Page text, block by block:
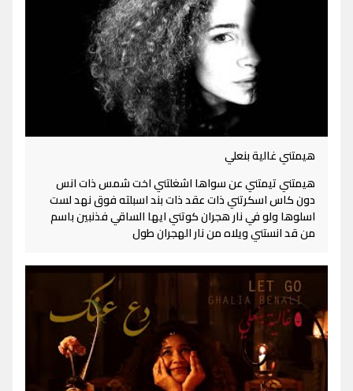
هيمتني غالية بنعلي
هيمتني تيمتني عن سواها اشغلتني اخت شمس ذات انس
دون كاس اسكرتني ذات عقد ذات بند اسبلته فوق نهد لست
اسلوها ولو في نار هجران كوتني ايها الساقي فذنبين باسم
من قد انستني ويلاه من نار الهجران طول